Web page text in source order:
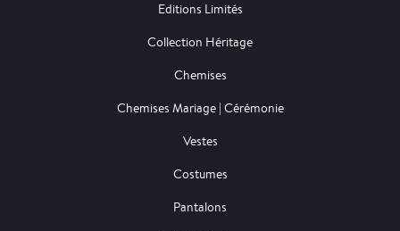
Editions Limités
Collection Héritage
Chemises
Chemises Mariage | Cérémonie
Vestes
Costumes
Pantalons